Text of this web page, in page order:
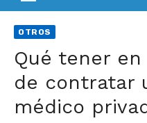
OTROS
Qué tener
de contratar
médico